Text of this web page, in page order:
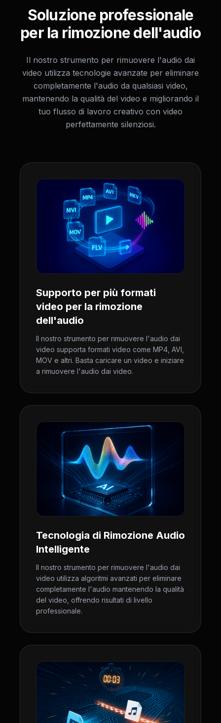
Soluzione professionale
per la rimozione dell'audio
Il nostro strumento per rimuovere l'audio dai
video utilizza tecnologie avanzate per eliminare
completamente l'audio da qualsiasi video,
mantenendo la qualità del video e migliorando il
tuo flusso di lavoro creativo con video
perfettamente silenziosi.
Supporto per più formati
video per la rimozione
dell'audio
Il nostro strumento per rimuovere l'audio dai
video supporta formati video come MP4, AVI,
MOV e altri. Basta caricare un video e iniziare
a rimuovere l'audio dai video.
Tecnologia di Rimozione Audio
Intelligente
Il nostro strumento per rimuovere l'audio dai
video utilizza algoritmi avanzati per eliminare
completamente l'audio mantenendo la qualità
del video, offrendo risultati di livello
professionale.